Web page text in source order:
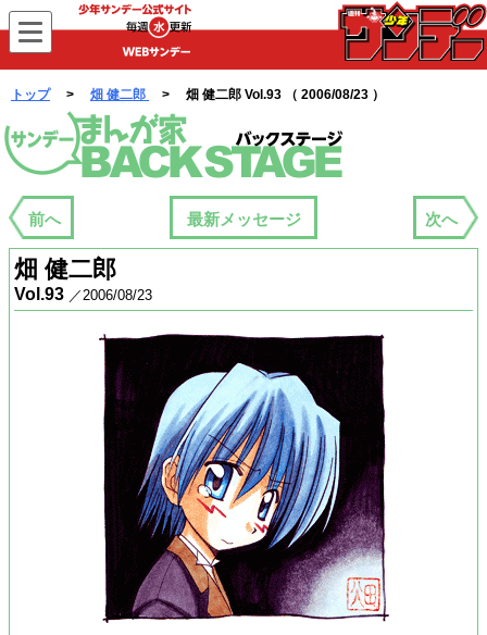
WEBサンデー
トップ> 畑 健二郎 > 畑 健二郎 Vol.93 （ 2006/08/23 ）
まんが家バックステージ
前へ 最新メッセージ 次へ
畑 健二郎
Vol.93 ／2006/08/23